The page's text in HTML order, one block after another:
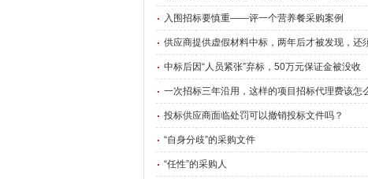
入围招标要慎重——评一个营养餐采购案例
供应商提供虚假材料中标，两年后才被发现，还
中标后因“人员紧张”弃标，50万元保证金被没收
一次招标三年沿用，这样的项目招标代理费该怎
投标供应商面临处罚可以撤销投标文件吗？
“自身分歧”的采购文件
“任性”的采购人